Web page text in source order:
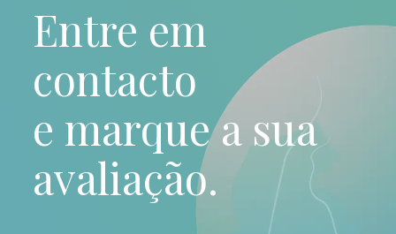
Entre em
contacto
e marque a sua
avaliação.